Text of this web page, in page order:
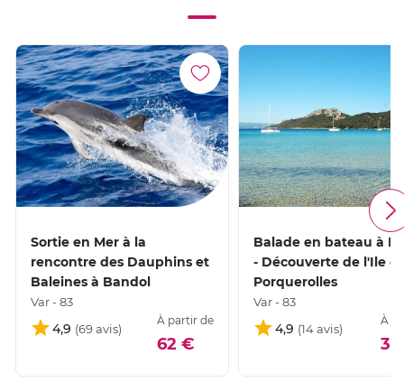
Sortie en Mer à la
rencontre des Dauphins et
Baleines à Bandol
Var - 83
4,9
À partir de
62 €
Balade en bateau à
- Découverte de l'Ile
Porquerolles
Var - 83
4,9
À